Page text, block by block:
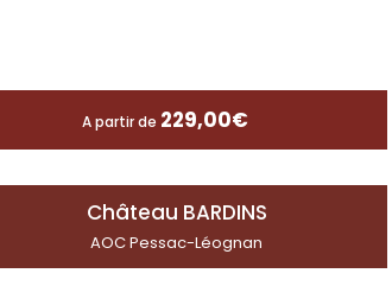
A partir de 229,00€
Château BARDINS
AOC Pessac-Léognan